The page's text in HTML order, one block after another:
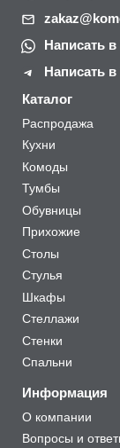
Написать
Написать в
Каталог
Распродажа
Кухни
Комоды
Тумбы
Обувницы
Прихожие
Столы
Стулья
Шкафы
Стеллажи
Стенки
Спальни
Информация
О компании
Вопросы и